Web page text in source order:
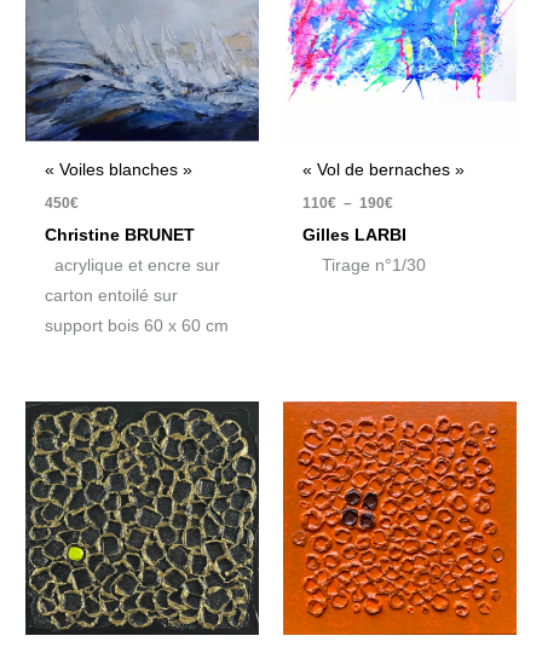
« Voiles blanches »
450€
Christine BRUNET
acrylique et encre sur
carton entoilé sur
support bois 60 x 60 cm
« Vol de bernaches »
110€ – 190€
190€
Gilles LARBI
Tirage n°1/30